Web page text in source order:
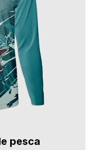
pesca